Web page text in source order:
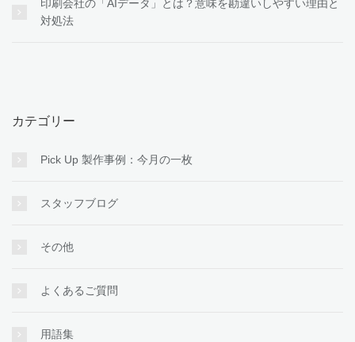
印刷会社の「AIデータ」とは？意味を勘違いしやすい理由と
対処法
カテゴリー
Pick Up 製作事例：今月の一枚
スタッフブログ
その他
よくあるご質問
用語集